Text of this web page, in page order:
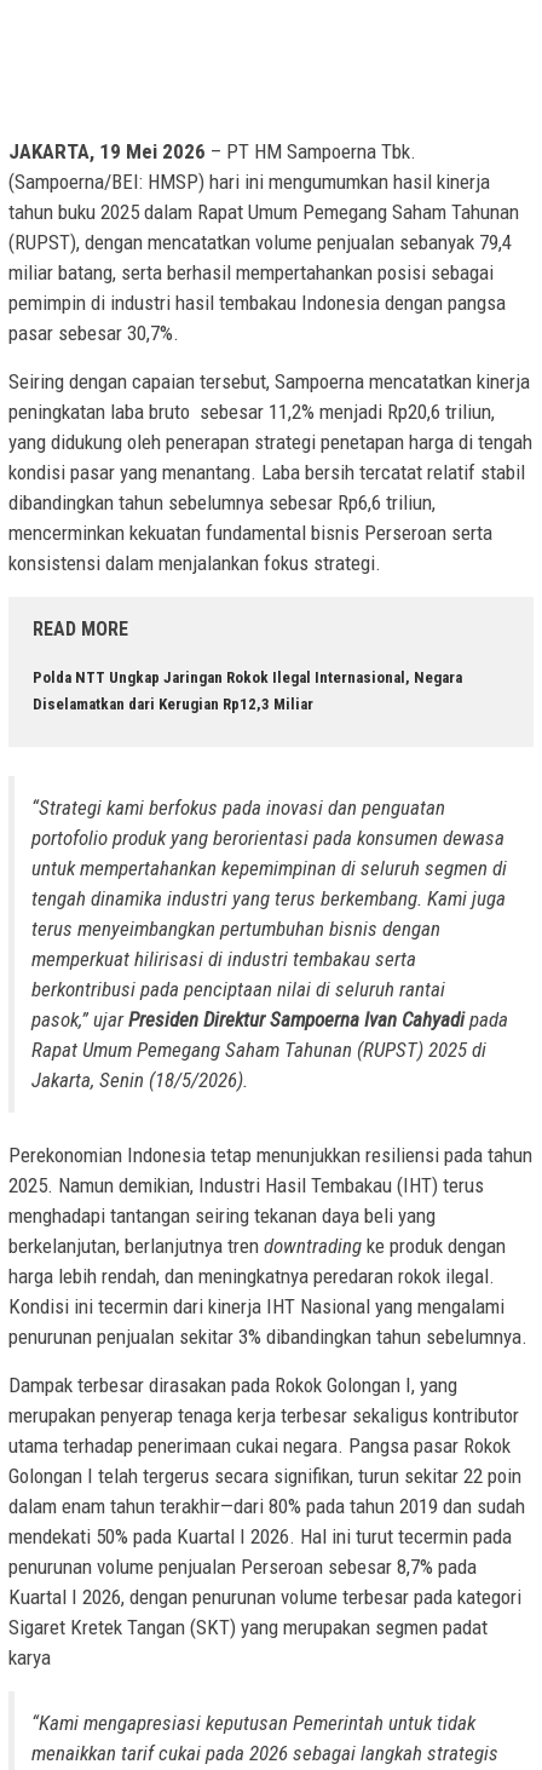
JAKARTA, 19 Mei 2026 – PT HM Sampoerna Tbk.
(Sampoerna/BEI: HMSP) hari ini mengumumkan hasil kinerja
tahun buku 2025 dalam Rapat Umum Pemegang Saham Tahunan
(RUPST), dengan mencatatkan volume penjualan sebanyak 79,4
miliar batang, serta berhasil mempertahankan posisi sebagai
pemimpin di industri hasil tembakau Indonesia dengan pangsa
pasar sebesar 30,7%.
Seiring dengan capaian tersebut, Sampoerna mencatatkan kinerja
peningkatan laba bruto sebesar 11,2% menjadi Rp20,6 triliun,
yang didukung oleh penerapan strategi penetapan harga di tengah
kondisi pasar yang menantang. Laba bersih tercatat relatif stabil
dibandingkan tahun sebelumnya sebesar Rp6,6 triliun,
mencerminkan kekuatan fundamental bisnis Perseroan serta
konsistensi dalam menjalankan fokus strategi.
READ MORE
Polda NTT Ungkap Jaringan Rokok Ilegal Internasional, Negara
Diselamatkan dari Kerugian Rp12,3 Miliar
“Strategi kami berfokus pada inovasi dan penguatan
portofolio produk yang berorientasi pada konsumen dewasa
untuk mempertahankan kepemimpinan di seluruh segmen di
tengah dinamika industri yang terus berkembang. Kami juga
terus menyeimbangkan pertumbuhan bisnis dengan
memperkuat hilirisasi di industri tembakau serta
berkontribusi pada penciptaan nilai di seluruh rantai
pasok,” ujarPresiden Direktur Sampoerna Ivan Cahyadipada
Rapat Umum Pemegang Saham Tahunan (RUPST) 2025 di
Jakarta, Senin (18/5/2026).
Perekonomian Indonesia tetap menunjukkan resiliensi pada tahun
2025. Namun demikian, Industri Hasil Tembakau (IHT) terus
menghadapi tantangan seiring tekanan daya beli yang
berkelanjutan, berlanjutnya tren downtrading ke produk dengan
harga lebih rendah, dan meningkatnya peredaran rokok ilegal.
Kondisi ini tecermin dari kinerja IHT Nasional yang mengalami
penurunan penjualan sekitar 3% dibandingkan tahun sebelumnya.
Dampak terbesar dirasakan pada Rokok Golongan I, yang
merupakan penyerap tenaga kerja terbesar sekaligus kontributor
utama terhadap penerimaan cukai negara. Pangsa pasar Rokok
Golongan I telah tergerus secara signifikan, turun sekitar 22 poin
dalam enam tahun terakhir—dari 80% pada tahun 2019 dan sudah
mendekati 50% pada Kuartal I 2026. Hal ini turut tecermin pada
penurunan volume penjualan Perseroan sebesar 8,7% pada
Kuartal I 2026, dengan penurunan volume terbesar pada kategori
Sigaret Kretek Tangan (SKT) yang merupakan segmen padat
karya
“Kami mengapresiasi keputusan Pemerintah untuk tidak
menaikkan tarif cukai pada 2026 sebagai langkah strategis